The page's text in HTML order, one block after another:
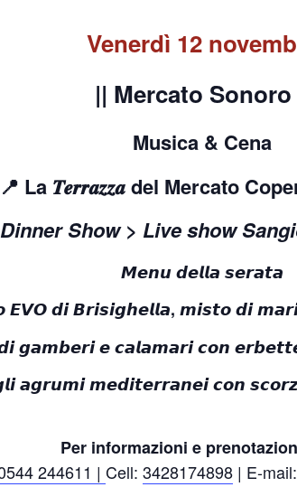
Venerdì 12
|| Mercato Sonoro
Musica & Cena
La 𝑻𝒆𝒓𝒓𝒂𝒛𝒛𝒂 del Mercato
Show > Live show
𝙈𝙚𝙣𝙪 𝙙𝙚𝙡𝙡𝙖 𝙨𝙚𝙧𝙖𝙩𝙖
𝙙𝙞 𝘽𝙧𝙞𝙨𝙞𝙜𝙝𝙚𝙡𝙡𝙖, 𝙢𝙞𝙨𝙩𝙤 𝙙𝙞
𝙜𝙖𝙢𝙗𝙚𝙧𝙞 𝙚 𝙘𝙖𝙡𝙖𝙢𝙖𝙧𝙞 𝙘𝙤𝙣
𝙖𝙜𝙧𝙪𝙢𝙞 𝙢𝙚𝙙𝙞𝙩𝙚𝙧𝙧𝙖𝙣𝙚𝙞 𝙘𝙤𝙣
Per informazioni e
244611 | Cell: 3428174898 | E-mail: